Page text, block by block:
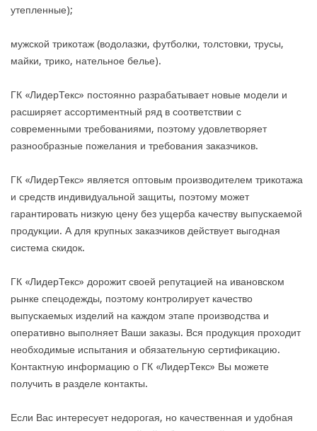
утепленные);
мужской трикотаж (водолазки, футболки, толстовки, трусы,
майки, трико, нательное белье).
ГК «ЛидерТекс» постоянно разрабатывает новые модели и
расширяет ассортиментный ряд в соответствии с
современными требованиями, поэтому удовлетворяет
разнообразные пожелания и требования заказчиков.
ГК «ЛидерТекс» является оптовым производителем трикотажа
и средств индивидуальной защиты, поэтому может
гарантировать низкую цену без ущерба качеству выпускаемой
продукции. А для крупных заказчиков действует выгодная
система скидок.
ГК «ЛидерТекс» дорожит своей репутацией на ивановском
рынке спецодежды, поэтому контролирует качество
выпускаемых изделий на каждом этапе производства и
оперативно выполняет Ваши заказы. Вся продукция проходит
необходимые испытания и обязательную сертификацию.
Контактную информацию о ГК «ЛидерТекс» Вы можете
получить в разделе контакты.
Если Вас интересует недорогая, но качественная и удобная